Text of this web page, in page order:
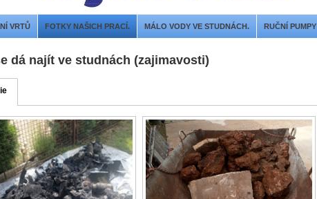
VRTŮ FOTKY NAŠICH PRACÍ. MÁLO VODY VE STUDNÁCH. RUČNÍ PUMPY
dá najít ve studnách (zajimavosti)